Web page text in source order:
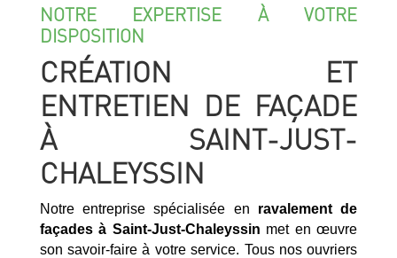
NOTRE EXPERTISE À VOTRE
DISPOSITION
CRÉATION ET
ENTRETIEN DE FAÇADE
À SAINT-JUST-
CHALEYSSIN
Notre entreprise spécialisée en ravalement de
façades à Saint-Just-Chaleyssin met en œuvre
son savoir-faire à votre service. Tous nos ouvriers